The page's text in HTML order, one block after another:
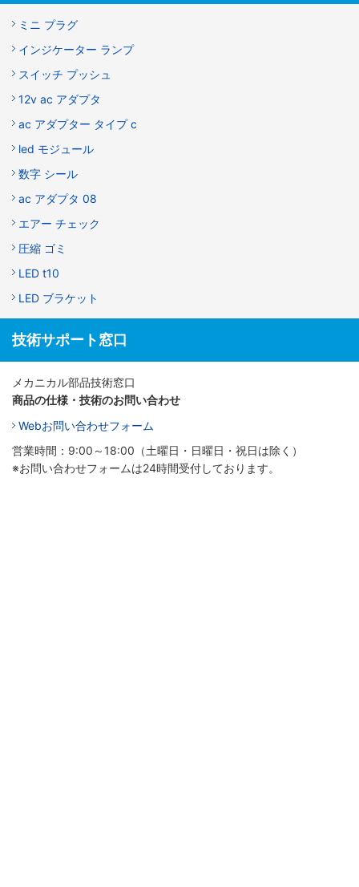
ミニ プラグ
インジケーター ランプ
スイッチ プッシュ
12v ac アダプタ
ac アダプター タイプ c
led モジュール
数字 シール
ac アダプタ 08
エアー チェック
圧縮 ゴミ
LED t10
LED ブラケット
技術サポート窓口
メカニカル部品技術窓口
商品の仕様・技術のお問い合わせ
Webお問い合わせフォーム
営業時間：9:00～18:00（土曜日・日曜日・祝日は除く）
※お問い合わせフォームは24時間受付しております。